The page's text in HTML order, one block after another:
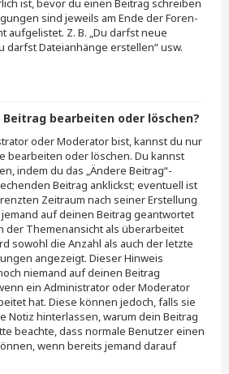
ist, bevor du einen Beitrag schreiben
sind jeweils am Ende der Foren-
aufgelistet. Z. B. „Du darfst neue
darfst Dateianhänge erstellen“ usw.
bearbeiten oder löschen?
oder Moderator bist, kannst du nur
bearbeiten oder löschen. Du kannst
indem du das „Ändere Beitrag“-
Beitrag anklickst; eventuell ist
Zeitraum nach seiner Erstellung
auf deinen Beitrag geantwortet
der Themenansicht als überarbeitet
sowohl die Anzahl als auch der letzte
angezeigt. Dieser Hinweis
niemand auf deinen Beitrag
ein Administrator oder Moderator
hat. Diese können jedoch, falls sie
Notiz hinterlassen, warum dein Beitrag
beachte, dass normale Benutzer einen
wenn bereits jemand darauf